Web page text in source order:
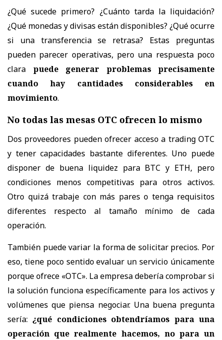
¿Qué sucede primero? ¿Cuánto tarda la liquidación?
¿Qué monedas y divisas están disponibles? ¿Qué ocurre
si una transferencia se retrasa? Estas preguntas
pueden parecer operativas, pero una respuesta poco
clara puede generar problemas precisamente
cuando hay cantidades considerables en
movimiento.
No todas las mesas OTC ofrecen lo mismo
Dos proveedores pueden ofrecer acceso a trading OTC
y tener capacidades bastante diferentes. Uno puede
disponer de buena liquidez para BTC y ETH, pero
condiciones menos competitivas para otros activos.
Otro quizá trabaje con más pares o tenga requisitos
diferentes respecto al tamaño mínimo de cada
operación.
También puede variar la forma de solicitar precios. Por
eso, tiene poco sentido evaluar un servicio únicamente
porque ofrece «OTC». La empresa debería comprobar si
la solución funciona específicamente para los activos y
volúmenes que piensa negociar. Una buena pregunta
sería: ¿qué condiciones obtendríamos para una
operación que realmente hacemos, no para un